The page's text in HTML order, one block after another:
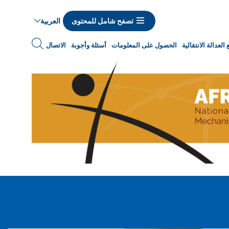
تصفح شامل للمحتوى العربية
الانتقالية الحصول على المعلومات أسئلة وأجوبة الاتصال